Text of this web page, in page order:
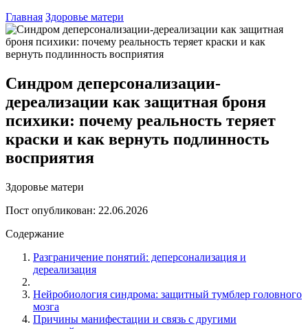
Главная Здоровье матери
Синдром деперсонализации-
дереализации как защитная броня
психики: почему реальность теряет
краски и как вернуть подлинность
восприятия
Здоровье матери
Пост опубликован: 22.06.2026
Содержание
Разграничение понятий: деперсонализация и
дереализация
Нейробиология синдрома: защитный тумблер головного
мозга
Причины манифестации и связь с другими